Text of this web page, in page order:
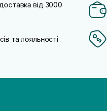
від 3000
та лояльності